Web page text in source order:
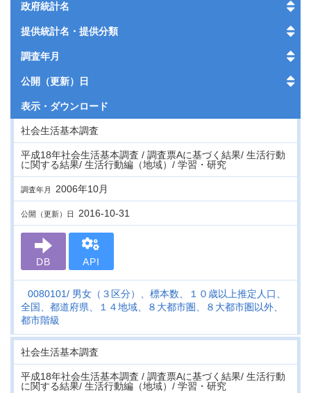
政府統計名
提供統計名・提供分類
調査年月
公開（更新）日
表示・ ダウンロード
社会生活基本調査
平成18年社会生活基本調査 / 調査票Aに基づく結果/ 生活行動
に関する結果/ 生活行動編（地域）/ 学習・研究
調査年月 2006年10月
公開（更新）日 2016-10-31
DB API
0080101 男女（３区分）、標本数、１０歳以上推定人口、
全国、都道府県、１４地域、８大都市圏、８大都市圏以外、
都市階級
社会生活基本調査
平成18年社会生活基本調査 / 調査票Aに基づく結果/ 生活行動
に関する結果/ 生活行動編（地域）/ 学習・研究